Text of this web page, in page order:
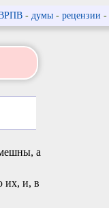
- думы- рецензии -
а
их, и, в